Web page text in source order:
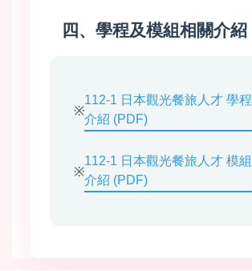
四、學程及模組相關介紹
※
112-1 日本觀光餐旅人才 學程
介紹 (PDF)
※
112-1 日本觀光餐旅人才 模組
介紹 (PDF)